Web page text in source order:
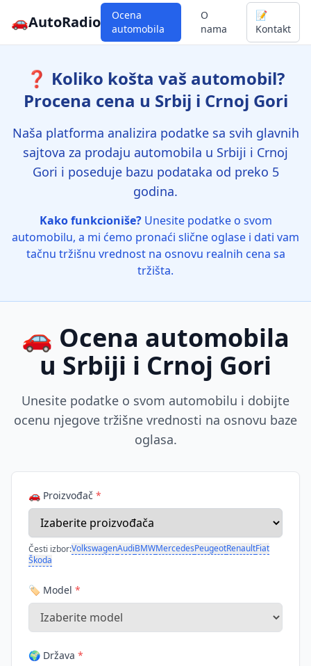
🚗AutoRadio
Ocena
automobila
O
nama
📝
Kontakt
❓ Koliko košta vaš automobil?
Procena cena u Srbij i Crnoj Gori
Naša platforma analizira podatke sa svih glavnih
sajtova za prodaju automobila u Srbiji i Crnoj
Gori i poseduje bazu podataka od preko 5
godina.
Kako funkcioniše?Unesite podatke o svom
automobilu, a mi ćemo pronaći slične oglase i dati vam
tačnu tržišnu vrednost na osnovu realnih cena sa
tržišta.
🚗 Ocena automobila
u Srbiji i Crnoj Gori
Unesite podatke o svom automobilu i dobijte
ocenu njegove tržišne vrednosti na osnovu baze
oglasa.
🚗 Proizvođač *
Česti izbor:VolkswagenAudiBMWMercedesPeugeotRenaultFiat
Škoda
🏷️ Model *
🌍 Država *